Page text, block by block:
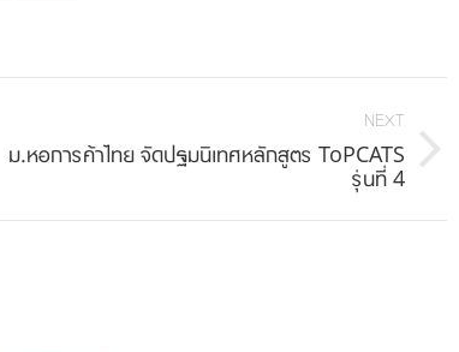
NEXT
Next
ม.หอการค้าไทย จัดปฐมนิเทศหลักสูตร ToPCATS
รุ่นที่ 4